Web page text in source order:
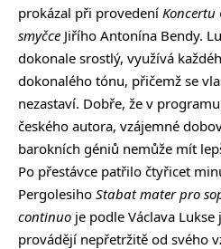
prokázal při provedení Koncertu
smyčce Jiřího Antonína Bendy.
dokonale srostlý, využívá
dokonalého tónu, přičemž se
nezastaví. Dobře, že v
českého autora, vzájemné
barokních géniů nemůže mít
Po přestávce patřilo čtyřicet
Pergolesiho Stabat mater pro
continuo je podle Václava
provádějí nepřetržitě od svého